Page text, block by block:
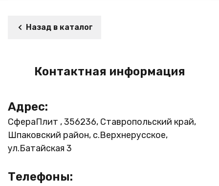
Назад в каталог
Контактная информация
Адрес:
СфераПлит , 356236, Ставропольский край,
Шпаковский район, с.Верхнерусское,
ул.Батайская 3
Телефоны: